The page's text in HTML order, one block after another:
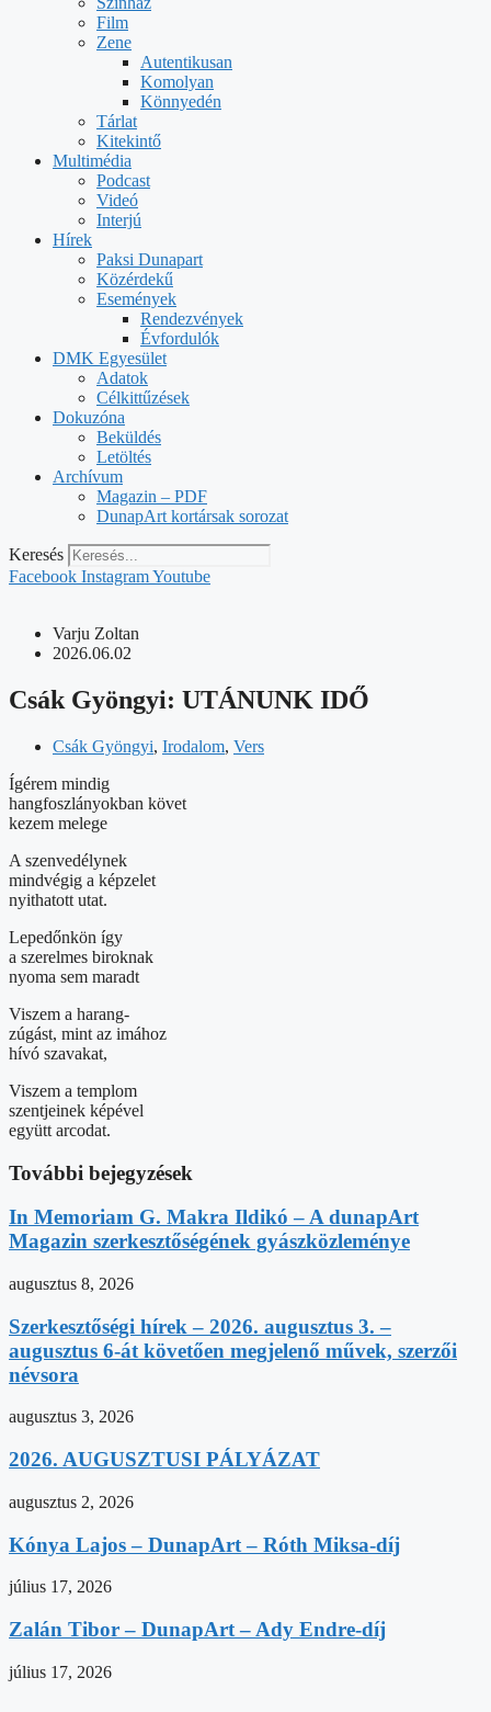
Film
Zene
Autentikusan
Komolyan
Könnyedén
Tárlat
Kitekintő
Multimédia
Podcast
Videó
Interjú
Hírek
Paksi Dunapart
Közérdekű
Események
Rendezvények
Évfordulók
DMK Egyesület
Adatok
Célkittűzések
Dokuzóna
Beküldés
Letöltés
Archívum
Magazin – PDF
DunapArt kortársak sorozat
Keresés
Facebook InstagramYoutube
Varju Zoltan
2026.06.02
Csák Gyöngyi: UTÁNUNK IDŐ
Csák Gyöngyi, Irodalom, Vers
Ígérem mindig
hangfoszlányokban követ
kezem melege
A szenvedélynek
mindvégig a képzelet
nyithatott utat.
Lepedőnkön így
a szerelmes biroknak
nyoma sem maradt
Viszem a harang-
zúgást, mint az imához
hívó szavakat,
Viszem a templom
szentjeinek képével
együtt arcodat.
További bejegyzések
In Memoriam G. Makra Ildikó – A dunapArt
Magazin szerkesztőségének gyászközleménye
augusztus 8, 2026
Szerkesztőségi hírek – 2026. augusztus 3. –
augusztus 6-át követően megjelenő művek, szerzői
névsora
augusztus 3, 2026
2026. AUGUSZTUSI PÁLYÁZAT
augusztus 2, 2026
Kónya Lajos – DunapArt – Róth Miksa-díj
július 17, 2026
Zalán Tibor – DunapArt – Ady Endre-díj
július 17, 2026